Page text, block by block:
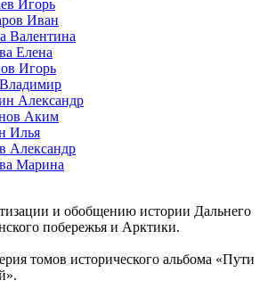
Игорь
Иван
Валентина
Елена
Игорь
Александр
Аким
Илья
Александр
Марина
и обобщению истории Дальнего
побережья и Арктики.
томов исторического альбома «Пути